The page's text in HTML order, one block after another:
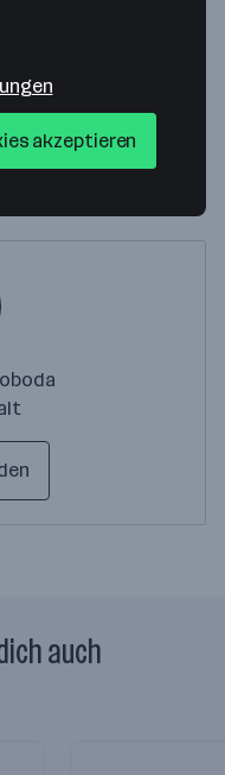
auch
akzeptieren